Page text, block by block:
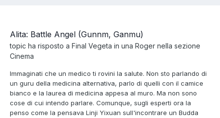
Alita: Battle Angel (Gunnm, Ganmu)
topic ha risposto a Final Vegeta in una Roger nella sezione
Cinema
Immaginati che un medico ti rovini la salute. Non sto parlando di
un guru della medicina alternativa, parlo di quelli con il camice
bianco e la laurea di medicina appesa al muro. Ma non sono
cose di cui intendo parlare. Comunque, sugli esperti ora la
penso come la pensava Linji Yixuan sull'incontrare un Budda